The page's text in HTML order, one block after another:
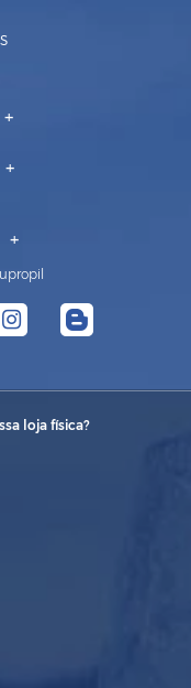
loja física?